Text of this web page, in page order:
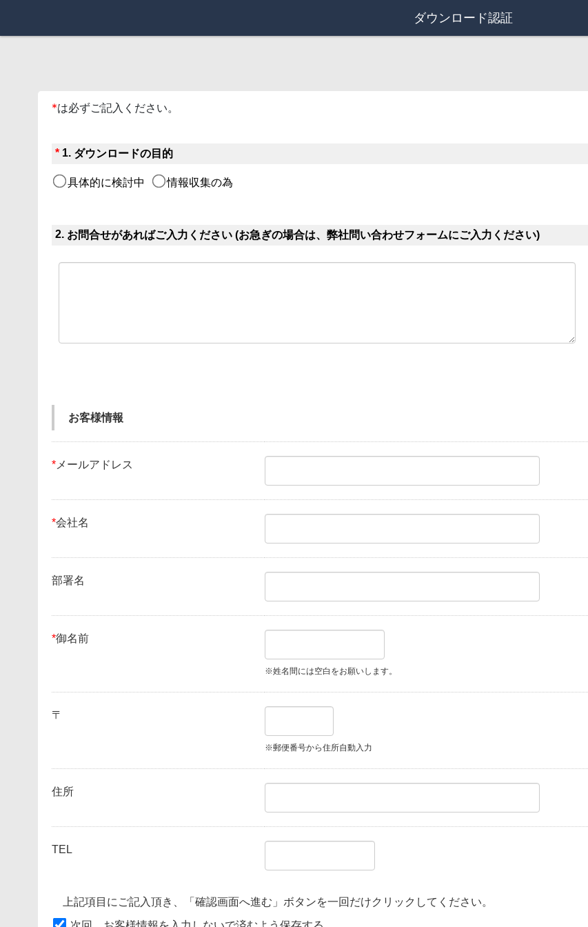
ダウンロード認証
*は必ずご記入ください。
* 1. ダウンロードの目的
具体的に検討中 情報収集の為
2. お問合せがあればご入力ください (お急ぎの場合は、弊社問い合わせフォームにご入力ください)
お客様情報
* メールアドレス
*会社名
部署名
*御名前
※姓名間には空白をお願いします。
〒
※郵便番号から住所自動入力
住所
TEL
上記項目にご記入頂き、「確認画面へ進む」ボタンを一回だけクリックしてください。